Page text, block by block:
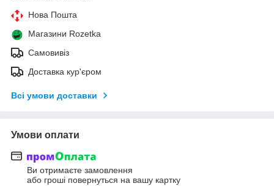
Нова Пошта
Магазини Rozetka
Самовивіз
Доставка кур'єром
Всі умови доставки
Умови оплати
Ви отримаєте замовлення
або гроші повернуться на вашу картку